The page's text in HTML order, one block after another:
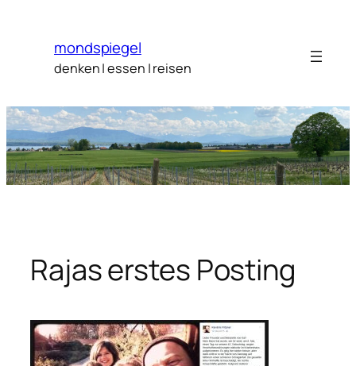
springen
mondspiegel
denken | essen | reisen
Rajas erstes Posting